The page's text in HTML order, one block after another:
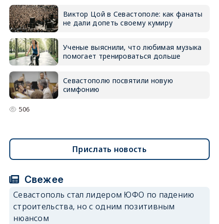
Виктор Цой в Севастополе: как фанаты
не дали допеть своему кумиру
Ученые выяснили, что любимая музыка
помогает тренироваться дольше
Севастополю посвятили новую
симфонию
506
Прислать новость
Свежее
Севастополь стал лидером ЮФО по падению
строительства, но с одним позитивным
нюансом